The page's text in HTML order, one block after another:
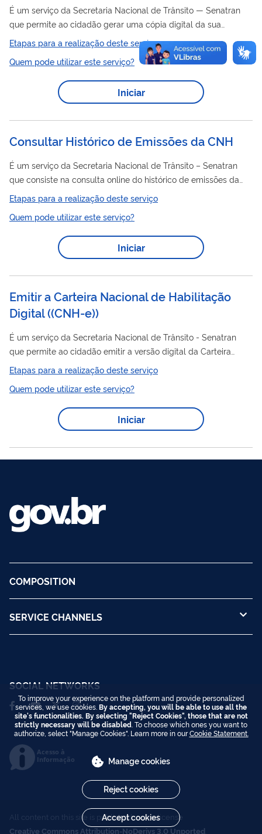
É um serviço da Secretaria Nacional de Trânsito — Senatran
que permite ao cidadão gerar uma cópia digital da sua
Carteira Nacional de Habilitação (CNH-e), assinada com
certificado digital. A funcionalidade possibilita salvar o
documento em formato PDF para compartilhamento seguro
com terceiros.
Etapas para a realização deste serviço
Quem pode utilizar este serviço?
Iniciar
Consultar Histórico de Emissões da CNH
É um serviço da Secretaria Nacional de Trânsito – Senatran
que consiste na consulta online do histórico de emissões da
Carteira Nacional de Habilitação (CNH
de CNHs cujo portador do documento seja o usuário logado;
Categorias habilitadas; Alterações realizadas; Unidades da
federação (UF) emissores.
Etapas para a realização deste serviço
Quem pode utilizar este serviço?
Iniciar
Emitir a Carteira Nacional de Habilitação
Digital((CNH-e))
É um serviço da Secretaria Nacional de Trânsito - Senatran
que permite ao cidadão emitir a versão digital da Carteira
Nacional de Habilitação ( CNH), com validade legal em todo o
território nacional. A
CNH
-e é acessada por meio do aplicativo
Carteira Digital de Trânsito (CDT).
Etapas para a realização deste serviço
Quem pode utilizar este serviço?
Iniciar
COMPOSITION
SERVICE CHANNELS
SOCIAL NETWORKS
Acesso à
Informação
All content on this site is published under license
Creative Commons Attribution-NoDerivs 3.0 Unported
To improve your experience on the platform and provide personalized
services, we use cookies. By accepting, you will be able to use all the
site's functionalities. By selecting "Reject Cookies", those that are not
strictly necessary will be disabled . To choose which ones you want to
authorize, select "Manage Cookies". Learn more in ourCookie Statement.
Manage cookies
Reject cookies
Accept cookies